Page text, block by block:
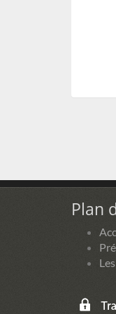
Plan